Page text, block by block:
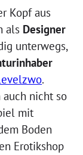
Kopf aus
als Designer
unterwegs,
.
nicht so
mit
Boden
Erotikshop